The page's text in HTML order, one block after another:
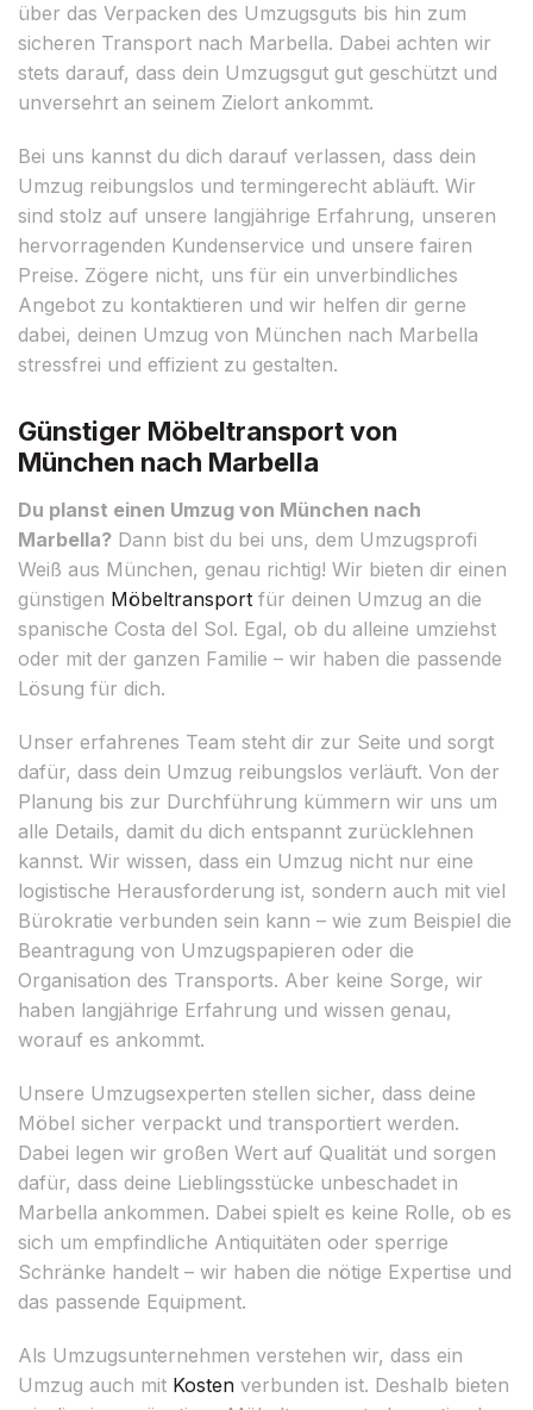
über das Verpacken des Umzugsguts bis hin zum
sicheren Transport nach Marbella. Dabei achten wir
stets darauf, dass dein Umzugsgut gut geschützt und
unversehrt an seinem Zielort ankommt.
Bei uns kannst du dich darauf verlassen, dass dein
Umzug reibungslos und termingerecht abläuft. Wir
sind stolz auf unsere langjährige Erfahrung, unseren
hervorragenden Kundenservice und unsere fairen
Preise. Zögere nicht, uns für ein unverbindliches
Angebot zu kontaktieren und wir helfen dir gerne
dabei, deinen Umzug von München nach Marbella
stressfrei und effizient zu gestalten.
Günstiger Möbeltransport von
München nach Marbella
Du planst einen Umzug von München nach
Marbella? Dann bist du bei uns, dem Umzugsprofi
Weiß aus München, genau richtig! Wir bieten dir einen
günstigen Möbeltransport für deinen Umzug an die
spanische Costa del Sol. Egal, ob du alleine umziehst
oder mit der ganzen Familie – wir haben die passende
Lösung für dich.
Unser erfahrenes Team steht dir zur Seite und sorgt
dafür, dass dein Umzug reibungslos verläuft. Von der
Planung bis zur Durchführung kümmern wir uns um
alle Details, damit du dich entspannt zurücklehnen
kannst. Wir wissen, dass ein Umzug nicht nur eine
logistische Herausforderung ist, sondern auch mit viel
Bürokratie verbunden sein kann – wie zum Beispiel die
Beantragung von Umzugspapieren oder die
Organisation des Transports. Aber keine Sorge, wir
haben langjährige Erfahrung und wissen genau,
worauf es ankommt.
Unsere Umzugsexperten stellen sicher, dass deine
Möbel sicher verpackt und transportiert werden.
Dabei legen wir großen Wert auf Qualität und sorgen
dafür, dass deine Lieblingsstücke unbeschadet in
Marbella ankommen. Dabei spielt es keine Rolle, ob es
sich um empfindliche Antiquitäten oder sperrige
Schränke handelt – wir haben die nötige Expertise und
das passende Equipment.
Als Umzugsunternehmen verstehen wir, dass ein
Umzug auch mit Kosten verbunden ist. Deshalb bieten